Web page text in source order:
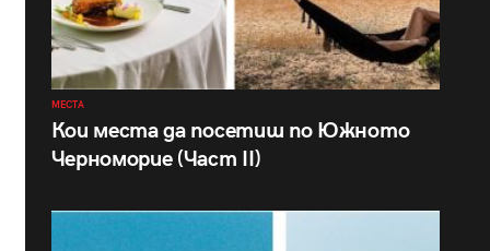
МЕСТА
Кои места да посетиш по Южното
Черноморие (Част II)